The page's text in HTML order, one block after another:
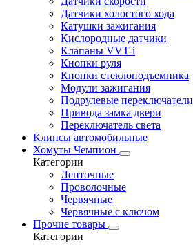
Датчики холостого хода
Катушки зажигания
Кислородные датчики
Клапаны VVT-i
Кнопки руля
Кнопки стеклоподъемника
Модули зажигания
Подрулевые переключатели
Привода замка двери
Переключатель света
Клипсы автомобильные
Хомуты Чемпион
Категории
Ленточные
Проволочные
Червячные
Червячные с ключом
Прочие товары
Категории